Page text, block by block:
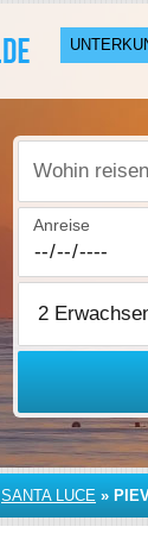
Wohin reisen
Anreise
SANTA LUCE »